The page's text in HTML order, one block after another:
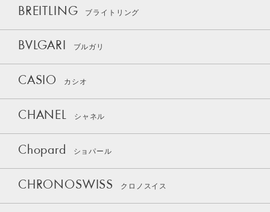
BREITLING ブライトリング
BVLGARI ブルガリ
CASIO カシオ
CHANEL シャネル
Chopard ショパール
CHRONOSWISS クロノスイス